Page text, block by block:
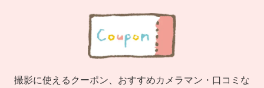
撮影に使えるクーポン、おすすめカメラマン・口コミな